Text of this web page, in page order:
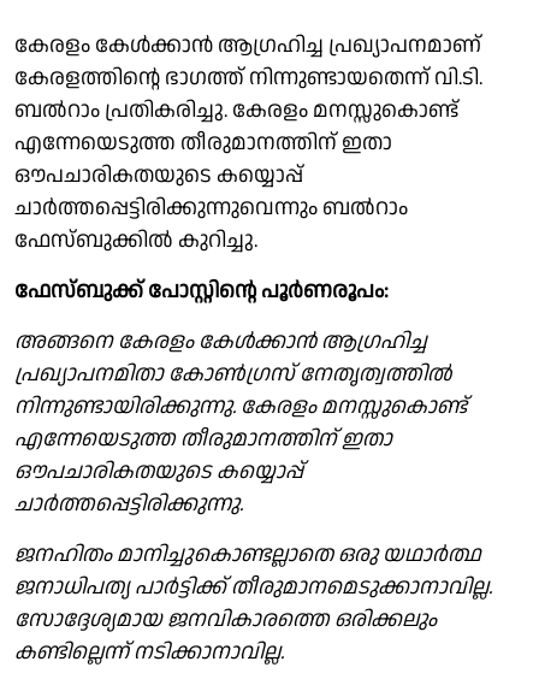
കേരളം കേൾക്കാൻ ആഗ്രഹിച്ച പ്രഖ്യാപനമാണ്
കേരളത്തിൻ്റെ ഭാഗത്ത് നിന്നുണ്ടായതെന്ന് വി.ടി.
ബൽറാം പ്രതികരിച്ചു. കേരളം മനസ്സുകൊണ്ട്
എന്നേയെടുത്ത തീരുമാനത്തിന് ഇതാ
ഔപചാരികതയുടെ കയ്യൊപ്പ്
ചാർത്തപ്പെട്ടിരിക്കുന്നുവെന്നും ബൽറാം
ഫേസ്ബുക്കിൽ കുറിച്ചു.
ഫേസ്ബുക്ക് പോസ്റ്റിൻ്റെ പൂർണരൂപം:
അങ്ങനെ കേരളം കേൾക്കാൻ ആഗ്രഹിച്ച
പ്രഖ്യാപനമിതാ കോൺഗ്രസ് നേതൃത്വത്തിൽ
നിന്നുണ്ടായിരിക്കുന്നു. കേരളം മനസ്സുകൊണ്ട്
എന്നേയെടുത്ത തീരുമാനത്തിന് ഇതാ
ഔപചാരികതയുടെ കയ്യൊപ്പ്
ചാർത്തപ്പെട്ടിരിക്കുന്നു.
ജനഹിതം മാനിച്ചുകൊണ്ടല്ലാതെ ഒരു യഥാർത്ഥ
ജനാധിപത്യ പാർട്ടിക്ക് തീരുമാനമെടുക്കാനാവില്ല.
സോദ്ദേശ്യമായ ജനവികാരത്തെ ഒരിക്കലും
കണ്ടില്ലെന്ന് നടിക്കാനാവില്ല.